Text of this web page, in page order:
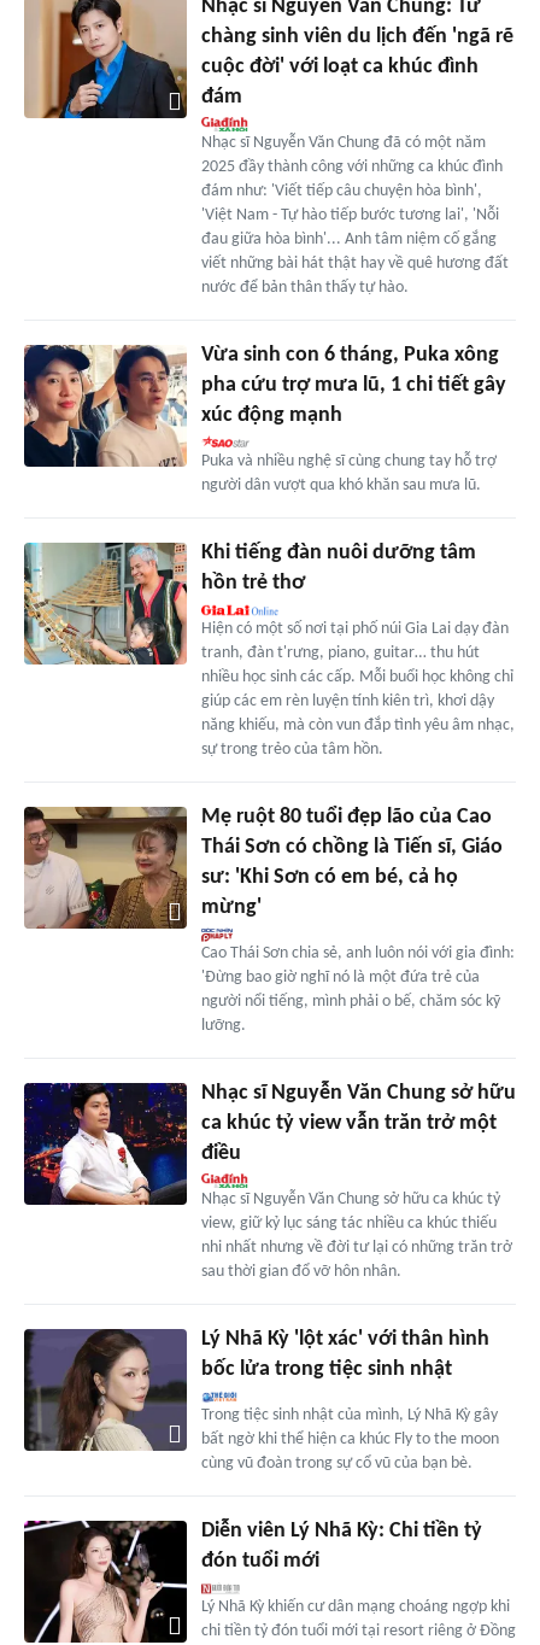
Nhạc sĩ Nguyễn Văn Chung: Từ
chàng sinh viên du lịch đến 'ngã rẽ
cuộc đời' với loạt ca khúc đình
đám
Nhạc sĩ Nguyễn Văn Chung đã có một năm
2025 đầy thành công với những ca khúc đình
đám như: 'Viết tiếp câu chuyện hòa bình',
'Việt Nam - Tự hào tiếp bước tương lai', 'Nỗi
đau giữa hòa bình'... Anh tâm niệm cố gắng
viết những bài hát thật hay về quê hương đất
nước để bản thân thấy tự hào.
Vừa sinh con 6 tháng, Puka xông
pha cứu trợ mưa lũ, 1 chi tiết gây
xúc động mạnh
Puka và nhiều nghệ sĩ cùng chung tay hỗ trợ
người dân vượt qua khó khăn sau mưa lũ.
Khi tiếng đàn nuôi dưỡng tâm
hồn trẻ thơ
Hiện có một số nơi tại phố núi Gia Lai dạy đàn
tranh, đàn t'rưng, piano, guitar… thu hút
nhiều học sinh các cấp. Mỗi buổi học không chỉ
giúp các em rèn luyện tính kiên trì, khơi dậy
năng khiếu, mà còn vun đắp tình yêu âm nhạc,
sự trong trẻo của tâm hồn.
Mẹ ruột 80 tuổi đẹp lão của Cao
Thái Sơn có chồng là Tiến sĩ, Giáo
sư: 'Khi Sơn có em bé, cả họ
mừng'
Cao Thái Sơn chia sẻ, anh luôn nói với gia đình:
'Đừng bao giờ nghĩ nó là một đứa trẻ của
người nổi tiếng, mình phải o bế, chăm sóc kỹ
lưỡng.
Nhạc sĩ Nguyễn Văn Chung sở hữu
ca khúc tỷ view vẫn trăn trở một
điều
Nhạc sĩ Nguyễn Văn Chung sở hữu ca khúc tỷ
view, giữ kỷ lục sáng tác nhiều ca khúc thiếu
nhi nhất nhưng về đời tư lại có những trăn trở
sau thời gian đổ vỡ hôn nhân.
Lý Nhã Kỳ 'lột xác' với thân hình
bốc lửa trong tiệc sinh nhật
Trong tiệc sinh nhật của mình, Lý Nhã Kỳ gây
bất ngờ khi thể hiện ca khúc Fly to the moon
cùng vũ đoàn trong sự cổ vũ của bạn bè.
Diễn viên Lý Nhã Kỳ: Chi tiền tỷ
đón tuổi mới
Lý Nhã Kỳ khiến cư dân mạng choáng ngợp khi
chi tiền tỷ đón tuổi mới tại resort riêng ở Đồng